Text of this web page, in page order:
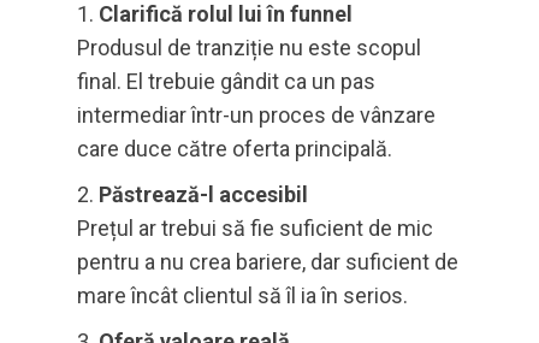
Clarifică rolul lui în funnel
Produsul de tranziție nu este scopul
final. El trebuie gândit ca un pas
intermediar într-un proces de vânzare
care duce către oferta principală.
Păstrează-l accesibil
Prețul ar trebui să fie suficient de mic
pentru a nu crea bariere, dar suficient de
mare încât clientul să îl ia în serios.